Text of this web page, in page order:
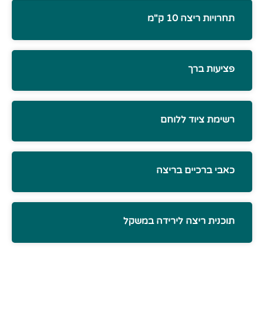
תחרויות ריצה 10 ק"מ
פציעות ברך
רשימת ציוד ללוחם
כאבי ברכיים בריצה
תוכנית ריצה לירידה במשקל